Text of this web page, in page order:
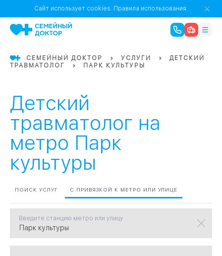
СЗАО
1 0
Бабушкинская
Речной Вокзал
Сайт использует cookies. Правила использования.
СЕМЕЙНЫЙ ДОКТОР УСЛУГИ
ДЕТСКИЙ
ТРАВМАТОЛОГ
ПАРК КУЛЬТУРЫ
Детский
травматолог на
метро Парк
культуры
ПОИСК УСЛУГ С ПРИВЯЗКОЙ К МЕТРО ИЛИ УЛИЦЕ
Введите станцию метро или улицу